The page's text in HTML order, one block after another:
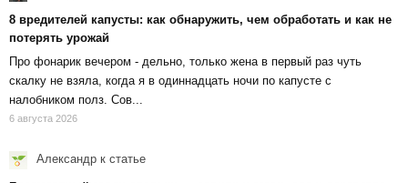
8 вредителей капусты: как обнаружить, чем обработать и как не
потерять урожай
Про фонарик вечером - дельно, только жена в первый раз чуть
скалку не взяла, когда я в одиннадцать ночи по капусте с
налобником полз. Сов...
6 августа 2026
Александр к статье